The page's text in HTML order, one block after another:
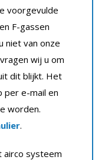
voorgevulde
F-gassen
niet van onze
wij u om
dit blijkt. Het
per e-mail en
worden.
.
airco systeem